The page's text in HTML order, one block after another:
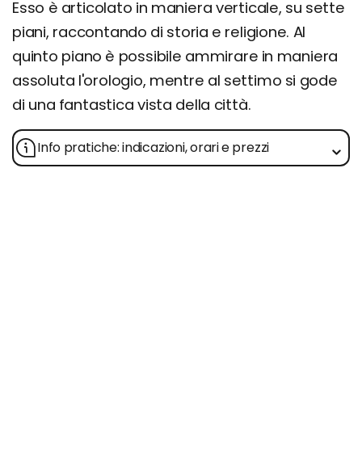
Esso è articolato in maniera verticale, su sette
piani, raccontando di storia e religione. Al
quinto piano è possibile ammirare in maniera
assoluta l'orologio, mentre al settimo si gode
di una fantastica vista della città.
Info pratiche: indicazioni, orari e prezzi